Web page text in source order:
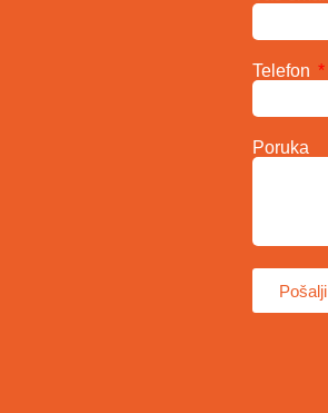
Telefon
Poruka
Pošalji